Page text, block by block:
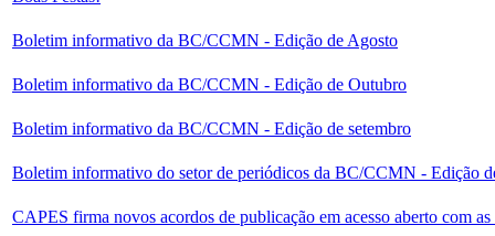
Boletim informativo da BC/CCMN - Edição de Agosto
Boletim informativo da BC/CCMN - Edição de Outubro
Boletim informativo da BC/CCMN - Edição de setembro
Boletim informativo do setor de periódicos da BC/CCMN - Edição
CAPES firma novos acordos de publicação em acesso aberto com